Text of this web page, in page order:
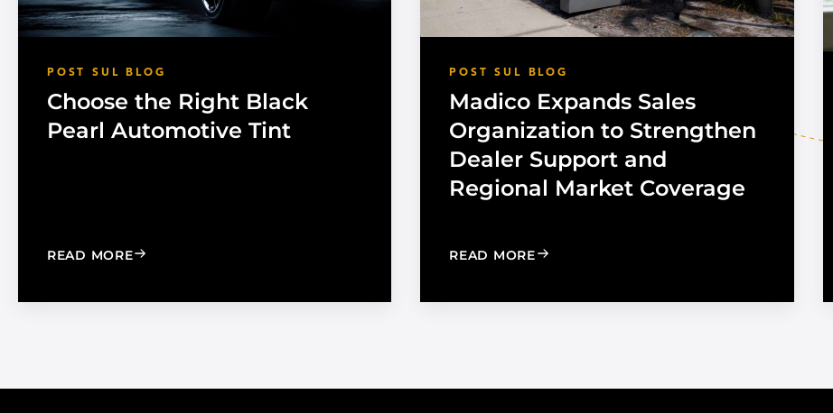
POST SUL BLOG
Choose the Right Black
Pearl Automotive Tint
READ MORE: CHOOSE THE RIGHT BLACK PEARL AUTOMOTIVE TINT
POST SUL BLOG
Madico Expands Sales
Organization to Strengthen
Dealer Support and
Regional Market Coverage
READ MORE: MADICO EXPANDS SALES